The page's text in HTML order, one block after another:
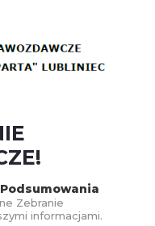
Podsumowania
Zebranie
informacjami.